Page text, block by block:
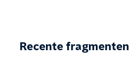
Recente fragmenten